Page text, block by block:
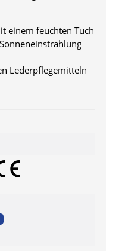
einem feuchten Tuch
Lederpflegemitteln